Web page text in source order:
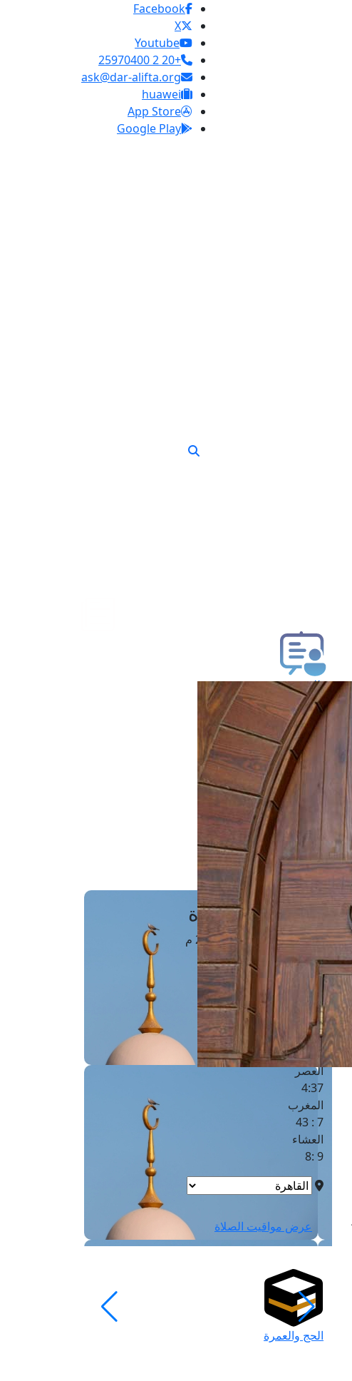
Facebook
X
Youtube
+20 2 25970400
ask@dar-alifta.org
huawei
App Store
Google Play
طلب فتوى
استعلام عن فتوى
حجز موعد
الفتوى الهاتفية
مَواقِيتُ الصَّـــلاة
القاهرة · 08 أغسطس 2026 م
الفجر
4 :42
الشروق
6 :18
الظهر
العصر
4:37
المغرب
7 : 43
العشاء
9 :8
عرض مواقيت الصلاة
الحج والعمرة